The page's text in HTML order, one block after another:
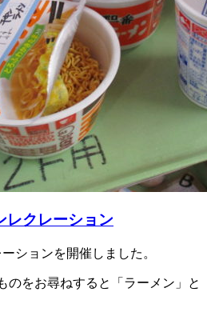
クレーション
ションを開催しました。
のをお尋ねすると「ラーメン」と